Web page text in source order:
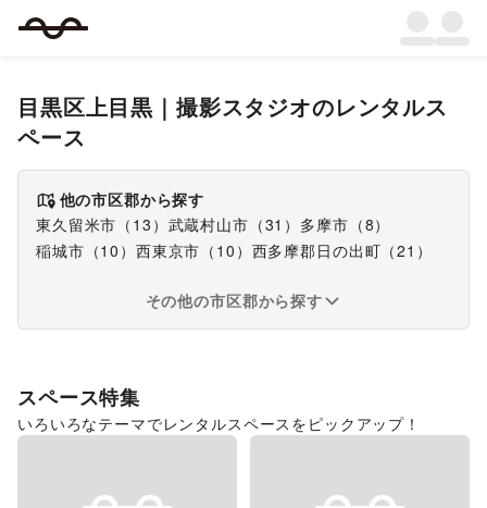
目黒区上目黒 ｜ 撮影スタジオのレンタルス
ペース
他の市区郡から探す
東久留米市 （ 13 ） 武蔵村山市 （31 ） 多摩市 （8）
稲城市 （10 ） 西東京市 （ 10 ） 西多摩郡日の出町 （21 ）
その他の市区郡から探す
スペース特集
いろいろなテーマでレンタルスペースをピックアップ！